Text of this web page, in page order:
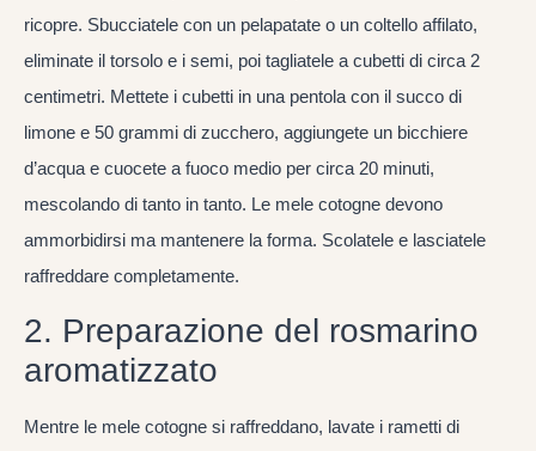
ricopre. Sbucciatele con un pelapatate o un coltello affilato,
eliminate il torsolo e i semi, poi tagliatele a cubetti di circa 2
centimetri. Mettete i cubetti in una pentola con il succo di
limone e 50 grammi di zucchero, aggiungete un bicchiere
d’acqua e cuocete a fuoco medio per circa 20 minuti,
mescolando di tanto in tanto. Le mele cotogne devono
ammorbidirsi ma mantenere la forma. Scolatele e lasciatele
raffreddare completamente.
2. Preparazione del rosmarino
aromatizzato
Mentre le mele cotogne si raffreddano, lavate i rametti di